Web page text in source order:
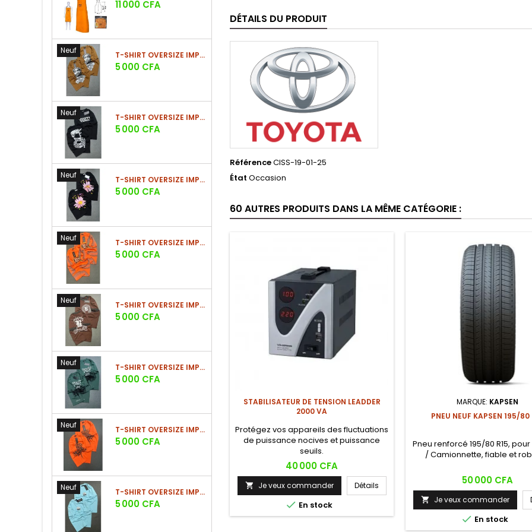
Prix
11 000 CFA
Neuf T-SHIRT OVERSIZE IMPRIMÉ STREETWEAR
Prix
5 000 CFA
Neuf T-SHIRT OVERSIZE IMPRIMÉ STREETWEAR
Prix
5 000 CFA
Neuf T-SHIRT OVERSIZE IMPRIMÉ STREETWEAR
Prix
5 000 CFA
Neuf T-SHIRT OVERSIZE IMPRIMÉ STREETWEAR
Prix
5 000 CFA
Neuf T-SHIRT OVERSIZE IMPRIMÉ STREETWEAR
Prix
5 000 CFA
Neuf T-SHIRT OVERSIZE IMPRIMÉ STREETWEAR
Prix
5 000 CFA
Neuf T-SHIRT OVERSIZE IMPRIMÉ STREETWEAR
Prix
5 000 CFA
Neuf T-SHIRT OVERSIZE IMPRIMÉ STREETWEAR
Prix
5 000 CFA
DÉTAILS DU PRODUIT
RéférenceCISS-19-01-25
État Occasion
60 AUTRES PRODUITS DANS LA MÊME CATÉGORIE :
STABILISATEUR DE TENSION LEADDER
2000 VA
Protégez vos appareils des fluctuations
de puissance nocives et puissance
seuils.
Prix
40 000 CFA
 Je veux commander Détails
 En stock
MARQUE: KAPSEN
PNEU NEUF KAPSEN 195/80
Pneu renforcé 195/80 R15,
/ Camionnette, fiable et
Prix
50 000 CFA
 Je veux commander
 En stock